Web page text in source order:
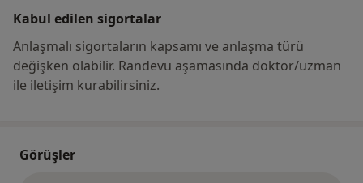
Kabul edilen sigortalar
Anlaşmalı sigortaların kapsamı ve anlaşma türü
değişken olabilir. Randevu aşamasında doktor/uzman
ile iletişim kurabilirsiniz.
Görüşler